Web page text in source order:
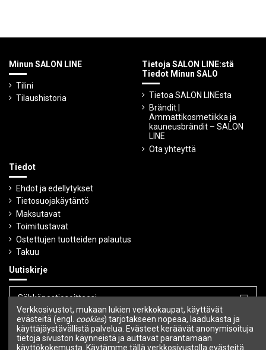
Minun SALON LINE
Tilini
Tilaushistoria
Tietoja SALON LINE:stä
Tiedot Minun SALO
Tietoa SALON LINEsta
Brändit |
Ammattikosmetiikka ja
kauneusbrändit – SALON
LINE
Ota yhteyttä
Tiedot
Ehdot ja edellytykset
Tietosuojakäytäntö
Maksutavat
Toimitustavat
Ostettujen tuotteiden palautus
Takuu
Uutiskirje
Voit peruuttaa tilauksen milloin tahansa.
Seuraa meitä
Verkkosivustot, mukaan lukien verkkokaupat, käyttävät
evästeitä (engl. cookies) tarjotakseen nopeaa, laadukasta ja
käyttäjäystävällistä palvelua. Evästeet keräävät anonymisoituja
tietoja sivuston käynneistä ja auttavat parantamaan
käyttökokemusta. Käytämme tällä verkkosivustolla evästeitä.